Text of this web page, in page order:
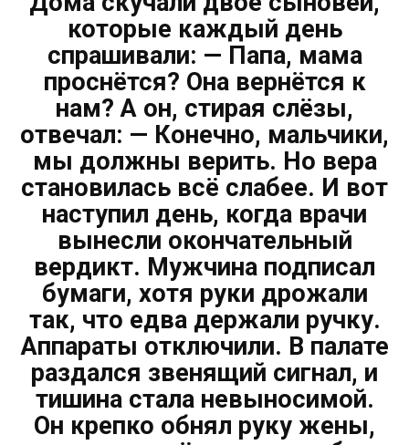
которые каждый день
спрашивали: — Папа, мама
проснётся? Она вернётся к
нам? А он, стирая слёзы,
отвечал: — Конечно, мальчики,
мы должны верить. Но вера
становилась всё слабее. И вот
наступил день, когда врачи
вынесли окончательный
вердикт. Мужчина подписал
бумаги, хотя руки дрожали
так, что едва держали ручку.
Аппараты отключили. В палате
раздался звенящий сигнал, и
тишина стала невыносимой.
Он крепко обнял руку жены,